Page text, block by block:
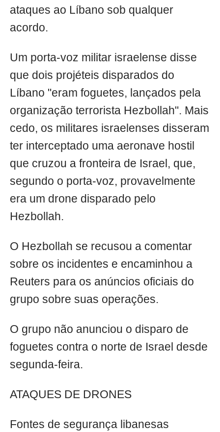
ataques ao Líbano sob qualquer
acordo.
Um porta-voz militar israelense disse
que dois projéteis disparados do
Líbano "eram foguetes, lançados pela
organização terrorista Hezbollah". Mais
cedo, os militares israelenses disseram
ter interceptado uma aeronave hostil
que cruzou a fronteira de Israel, que,
segundo o porta-voz, provavelmente
era um drone disparado pelo
Hezbollah.
O Hezbollah se recusou a comentar
sobre os incidentes e encaminhou a
Reuters para os anúncios oficiais do
grupo sobre suas operações.
O grupo não anunciou o disparo de
foguetes contra o norte de Israel desde
segunda-feira.
ATAQUES DE DRONES
Fontes de segurança libanesas